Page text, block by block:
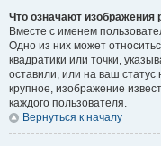
Что означают
Вместе с именем
Одно из них может
квадратики или точки,
оставили, или на ваш
крупное, изображение
каждого пользователя.
Вернуться к началу